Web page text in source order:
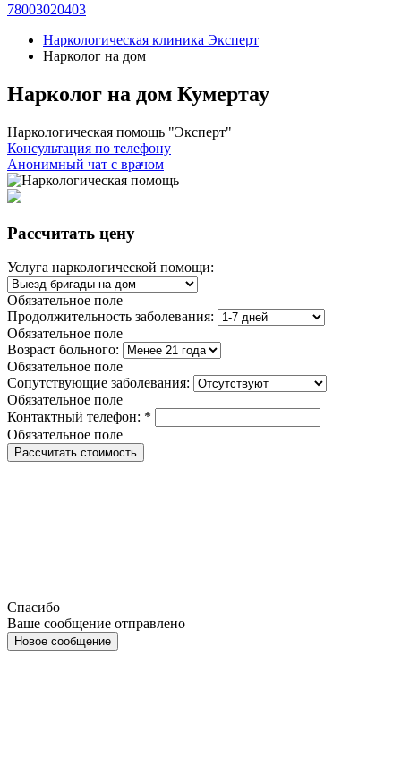
78003020403
Наркологическая клиника Эксперт
Нарколог на дом
Нарколог на дом Кумертау
Наркологическая помощь "Эксперт"
Консультация по телефону
Анонимный чат с врачом
Рассчитать цену
Услуга наркологической помощи:
Обязательное поле
Продолжительность заболевания:
Обязательное поле
Возраст больного:
Обязательное поле
Сопутствующие заболевания:
Обязательное поле
Контактный телефон: *
Обязательное поле
Рассчитать стоимость
Спасибо
Ваше сообщение отправлено
Новое сообщение